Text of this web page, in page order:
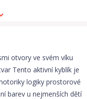
otvory ve svém víku
Tento aktivní kyblík je
logiky prostorové
barev u nejmenších dětí